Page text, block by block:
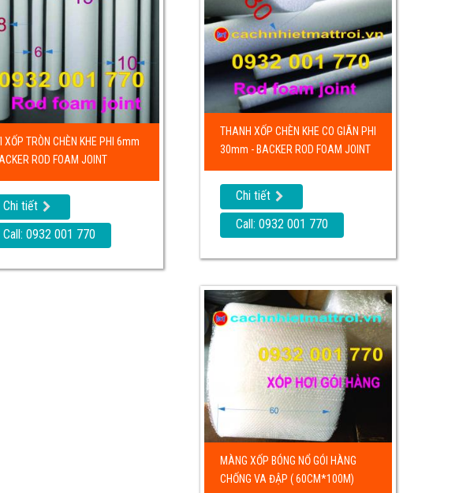
XỐP TRÒN CHÈN KHE PHI 6mm
ROD FOAM JOINT
Chi tiết
Call: 0932 001 770
THANH XỐP CHÈN KHE CO GIÃN PHI
30mm - BACKER ROD FOAM JOINT
Chi tiết
Call: 0932 001 770
MÀNG XỐP BÓNG NỔ GÓI HÀNG
CHỐNG VA ĐẬP ( 60CM*100M)